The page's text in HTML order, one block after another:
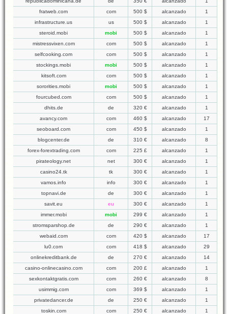
fratweb.com
com 500 $ alcanzado
1
infrastructure.us
us 500 $ alcanzado
1
steroid.mobi
mobi 500 $ alcanzado
1
mistressvixen.com
com 500 $ alcanzado
1
selfcooking.com
com 500 $ alcanzado
1
stockings.mobi
mobi 500 $ alcanzado
1
kitsoft.com
com 500 $ alcanzado
1
sororities.mobi
mobi 500 $ alcanzado
1
fourcubed.com
com 500 $ alcanzado
1
dhits.de
de 320 € alcanzado
1
avancy.com
com 460 $ alcanzado
17
seoboard.com
com 450 $ alcanzado
1
blogcenter.de
de 310 € alcanzado
8
forex-forextrading.com
com 225 £ alcanzado
1
pirateology.net
net 300 € alcanzado
1
casino24.tk
tk 300 € alcanzado
1
vamos.info
info 300 € alcanzado
1
topnavi.de
de 300 € alcanzado
1
savit.eu
eu 300 € alcanzado
1
immer.mobi
mobi 299 € alcanzado
1
stromsparshop.de
de 290 € alcanzado
1
webaid.com
com 420 $ alcanzado
17
lu0.com
com 418 $ alcanzado
29
onlinekreditbank.de
de 270 € alcanzado
14
casino-onlinecasino.com
com 200 £ alcanzado
1
sexkontaktgratis.com
com 260 € alcanzado
8
usimmig.com
com 369 $ alcanzado
1
privatedancer.de
de 250 € alcanzado
1
toskin.com
com 250 € alcanzado
1